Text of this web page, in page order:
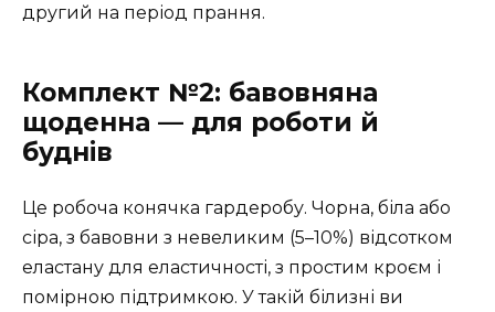
другий на період прання.
Комплект №2: бавовняна
щоденна — для роботи й
буднів
Це робоча конячка гардеробу. Чорна, біла або
сіра, з бавовни з невеликим (5–10%) відсотком
еластану для еластичності, з простим кроєм і
помірною підтримкою. У такій білизні ви